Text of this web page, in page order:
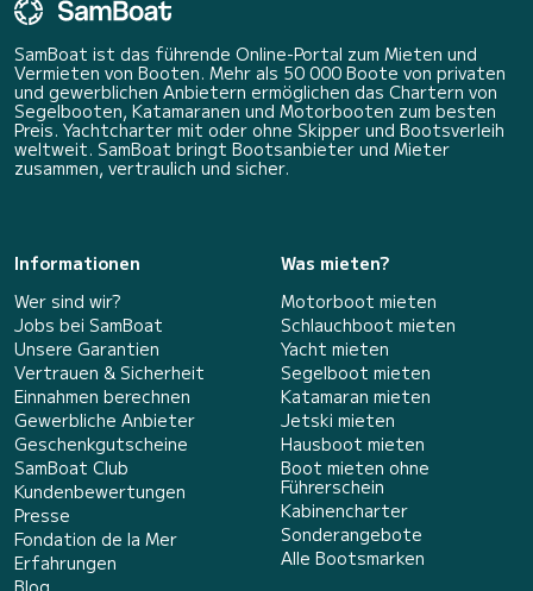
SamBoat ist das führende Online-Portal zum Mieten und
Vermieten von Booten. Mehr als 50 000 Boote von privaten
und gewerblichen Anbietern ermöglichen das Chartern von
Segelbooten, Katamaranen und Motorbooten zum besten
Preis. Yachtcharter mit oder ohne Skipper und Bootsverleih
weltweit. SamBoat bringt Bootsanbieter und Mieter
zusammen, vertraulich und sicher.
Informationen
Wer sind wir?
Jobs bei SamBoat
Unsere Garantien
Vertrauen & Sicherheit
Einnahmen berechnen
Gewerbliche Anbieter
Geschenkgutscheine
SamBoat Club
Kundenbewertungen
Presse
Fondation de la Mer
Erfahrungen
Was mieten?
Motorboot mieten
Schlauchboot mieten
Yacht mieten
Segelboot mieten
Katamaran mieten
Jetski mieten
Hausboot mieten
Boot mieten ohne
Führerschein
Kabinencharter
Sonderangebote
Alle Bootsmarken